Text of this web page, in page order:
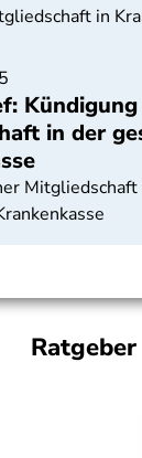
in
in der
Ratgeber